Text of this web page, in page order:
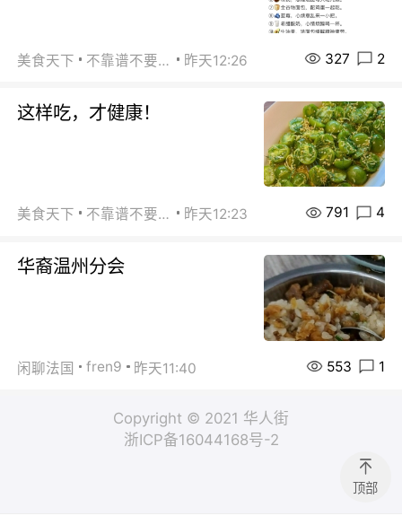
美食天下 不靠谱不要联系 昨天12:26 327 2
这样吃，才健康！
美食天下 不靠谱不要联系 昨天12:23 791 4
华裔温州分会
闲聊法国 fren9 昨天11:40 553 1
Copyright © 2021 华人街
浙ICP备16044168号-2
顶部